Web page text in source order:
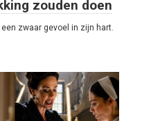
zouden doen
zwaar gevoel in zijn hart.